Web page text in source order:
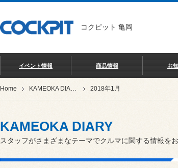
コクピット 亀岡
イベント情報 商品情報 お
Home KAMEOKA DIARY 2018年1月
KAMEOKA DIARY
スタッフがさまざまなテーマでクルマに関する情報をお